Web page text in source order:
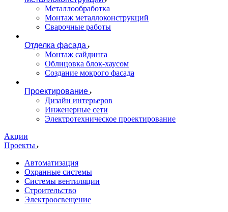
Металлообработка
Монтаж металлоконструкций
Сварочные работы
Отделка фасада
Монтаж сайдинга
Облицовка блок-хаусом
Создание мокрого фасада
Проектирование
Дизайн интерьеров
Инженерные сети
Электротехническое проектирование
Акции
Проекты
Автоматизация
Охранные системы
Системы вентиляции
Строительство
Электроосвещение